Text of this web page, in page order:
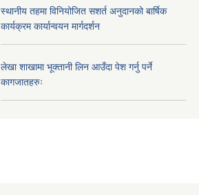
स्थानीय तहमा विनियोजित सशर्त अनुदानको बार्षिक
कार्यक्रम कार्यान्वयन मार्गदर्शन
लेखा शाखामा भूक्तानी लिन आउँदा पेश गर्नु पर्ने
कागजातहरुः